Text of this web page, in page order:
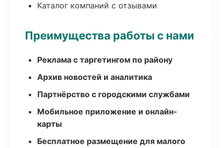
Каталог компаний с отзывами
Преимущества работы с нами
Реклама с таргетингом по району
Архив новостей и аналитика
Партнёрство с городскими службами
Мобильное приложение и онлайн-
карты
Бесплатное размещение для малого